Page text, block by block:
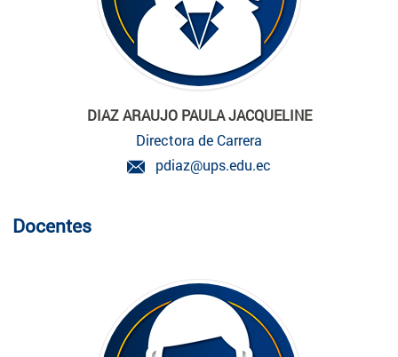
DIAZ ARAUJO PAULA JACQUELINE
Directora de Carrera
pdiaz@ups.edu.ec
Docentes